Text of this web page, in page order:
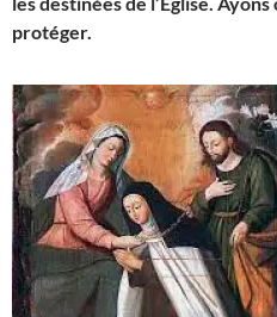
protéger.